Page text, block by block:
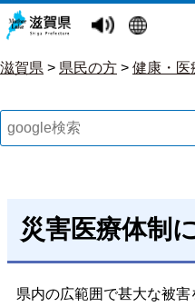
滋賀県 > 県民の方 > 健康・医
災害医療体制
県内の広範囲で甚大な被